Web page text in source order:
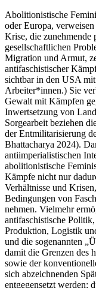
Abolitionistische
oder Europa,
Krise, die zunehmende
gesellschaftlichen
Migration und Armut,
antifaschistischer
sichtbar in den USA
Arbeiter*innen.) Sie
Gewalt mit Kämpfen
Inwertsetzung von
Sorgearbeit beziehen
der Entmilitarisierung
Bhattacharya 2024).
antiimperialistischen
abolitionistische
Kämpfe nicht nur
Verhältnisse und
Bedingungen von
nehmen. Vielmehr
antifaschistische
Produktion, Logistik
und die sogenannten
damit die Grenzen des
sowie der
sich abzeichnenden
entgegensetzt werden: